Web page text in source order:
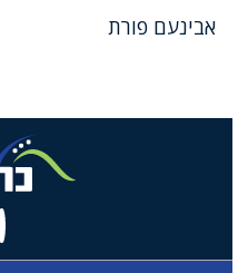
אבינעם פורת